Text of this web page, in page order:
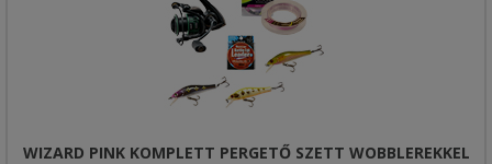
WIZARD PINK KOMPLETT PERGETŐ SZETT WOBBLEREKKEL